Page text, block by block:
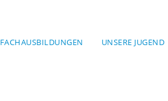
FACHAUSBILDUNGEN UNSERE JUGEND